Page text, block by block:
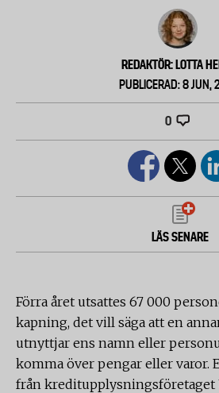
REDAKTÖR: LOTTA
PUBLICERAD: 8 JUN,
0
LÄS SENARE
Förra året utsattes 67 000
kapning, det vill säga att en
utnyttjar ens namn eller
komma över pengar eller varor.
från kreditupplysningsföretaget